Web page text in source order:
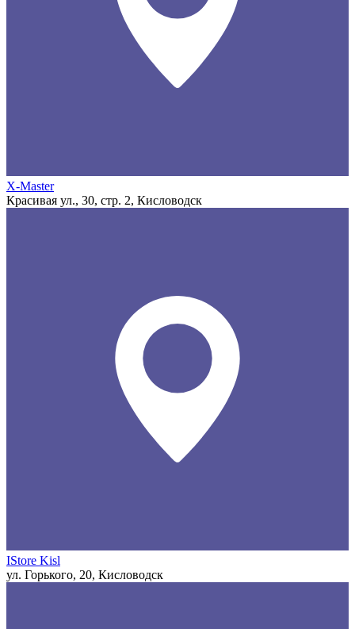
X-Master
Красивая ул., 30, стр. 2, Кисловодск
IStore Kisl
ул. Горького, 20, Кисловодск